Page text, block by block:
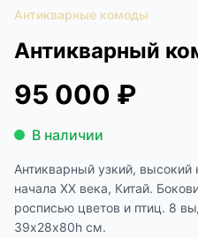
Антикварные комоды
Антикварный
95 000 ₽
В наличии
Антикварный узкий,
начала XX века, Китай.
росписью цветов и птиц. 8
39х28х80h см.